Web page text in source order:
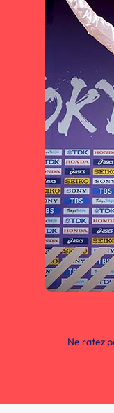
Ne ratez